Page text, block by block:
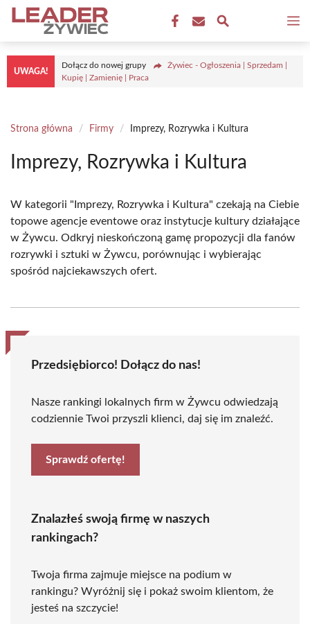
Przejdź
treści
UWAGA!
Dołącz do nowej grupy
Żywiec - Ogłoszenia | Sprzedam |
Kupię | Zamienię | Praca
Strona główna / Firmy / Imprezy, Rozrywka i Kultura
Imprezy, Rozrywka i Kultura
W kategorii "Imprezy, Rozrywka i Kultura" czekają na Ciebie
topowe agencje eventowe oraz instytucje kultury działające
w Żywcu. Odkryj nieskończoną gamę propozycji dla fanów
rozrywki i sztuki w Żywcu, porównując i wybierając
spośród najciekawszych ofert.
Przedsiębiorco! Dołącz do nas!
Nasze rankingi lokalnych firm w Żywcu odwiedzają
codziennie Twoi przyszli klienci, daj się im znaleźć.
Sprawdź ofertę!
Znalazłeś swoją firmę w naszych
rankingach?
Twoja firma zajmuje miejsce na podium w
rankingu? Wyróżnij się i pokaż swoim klientom, że
jesteś na szczycie!